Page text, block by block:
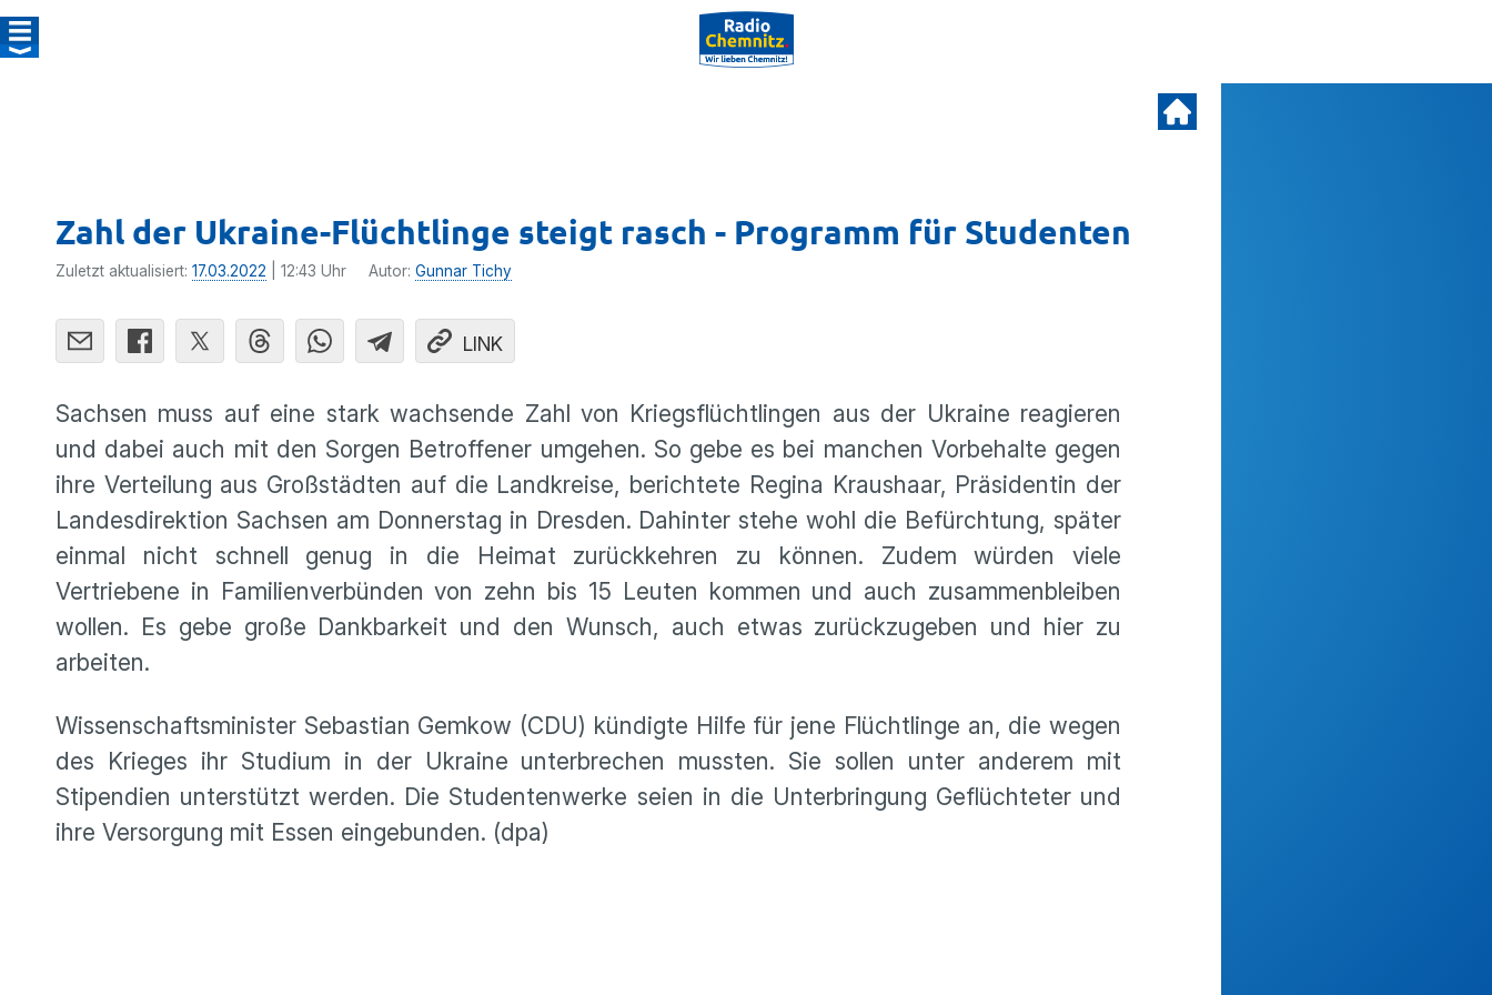
Zahl der Ukraine-Flüchtlinge steigt rasch - Programm für Studenten
Zuletzt aktualisiert: 17.03.2022 | 12:43 Uhr Autor: Gunnar Tichy
LINK
Sachsen muss auf eine stark wachsende Zahl von Kriegsflüchtlingen aus der Ukraine reagieren
und dabei auch mit den Sorgen Betroffener umgehen. So gebe es bei manchen Vorbehalte gegen
ihre Verteilung aus Großstädten auf die Landkreise, berichtete Regina Kraushaar, Präsidentin der
Landesdirektion Sachsen am Donnerstag in Dresden. Dahinter stehe wohl die Befürchtung, später
einmal nicht schnell genug in die Heimat zurückkehren zu können. Zudem würden viele
Vertriebene in Familienverbünden von zehn bis 15 Leuten kommen und auch zusammenbleiben
wollen. Es gebe große Dankbarkeit und den Wunsch, auch etwas zurückzugeben und hier zu
arbeiten.
Wissenschaftsminister Sebastian Gemkow (CDU) kündigte Hilfe für jene Flüchtlinge an, die wegen
des Krieges ihr Studium in der Ukraine unterbrechen mussten. Sie sollen unter anderem mit
Stipendien unterstützt werden. Die Studentenwerke seien in die Unterbringung Geflüchteter und
ihre Versorgung mit Essen eingebunden. (dpa)